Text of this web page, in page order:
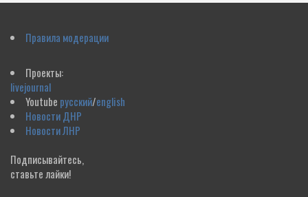
Правила модерации
Проекты:
livejournal
Youtube русский/english
Новости ДНР
Новости ЛНР
Подписывайтесь,
ставьте лайки!